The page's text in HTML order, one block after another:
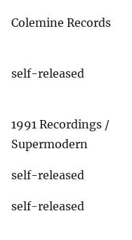
Colemine Records
self-released
1991 Recordings /
Supermodern
self-released
self-released